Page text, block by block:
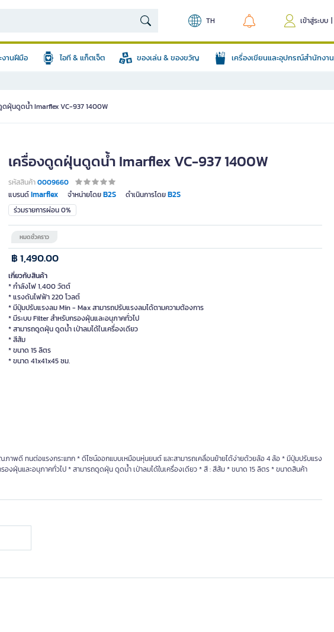
TH เข้าสู่ระบบ |
งานฝีมือ ไอที & แก็ตเจ็ต ของเล่น & ของขวัญ เครื่องเขียนและอุปกรณ์สำนักงาน
ดฝุ่นดูดน้ำ Imarflex VC-937 1400W
เครื่องดูดฝุ่นดูดน้ำ Imarflex VC-937 1400W
รหัสสินค้า0009660
แบรนด์Imarflex จำหน่ายโดยB2S ดำเนินการโดยB2S
ร่วมรายการผ่อน 0%
หมดชั่วคราว
฿ 1,490.00
เกี่ยวกับสินค้า
* กำลังไฟ 1,400 วัตต์
* แรงดันไฟฟ้า 220 โวลต์
* มีปุ่มปรับแรงลม Min - Max สามารถปรับแรงลมได้ตามความต้องการ
* มีระบบ Filter สำหรับกรองฝุ่นและอนุภาคทั่วไป
* สามารถดูดฝุ่น ดูดน้ำ เป่าลมได้ในเครื่องเดียว
* สีส้ม
* ขนาด 15 ลิตร
* ขนาด 41x41x45 ซม.
พดี ทนต่อแรงกระแทก * ดีไซน์ออกแบบเหมือนหุ่นยนต์ และสามารถเคลื่อนย้ายได้ง่ายด้วยล้อ 4 ล้อ * มีปุ่มปรับแรง
งฝุ่นและอนุภาคทั่วไป * สามารถดูดฝุ่น ดูดน้ำ เป่าลมได้ในเครื่องเดียว * สี : สีส้ม * ขนาด 15 ลิตร * ขนาดสินค้า